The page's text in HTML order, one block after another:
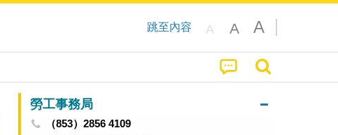
跳至內容 A A A
勞工事務局
（853）2856 4109